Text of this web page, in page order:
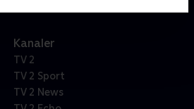
Kanaler
TV 2
TV 2 Sport
TV 2 News